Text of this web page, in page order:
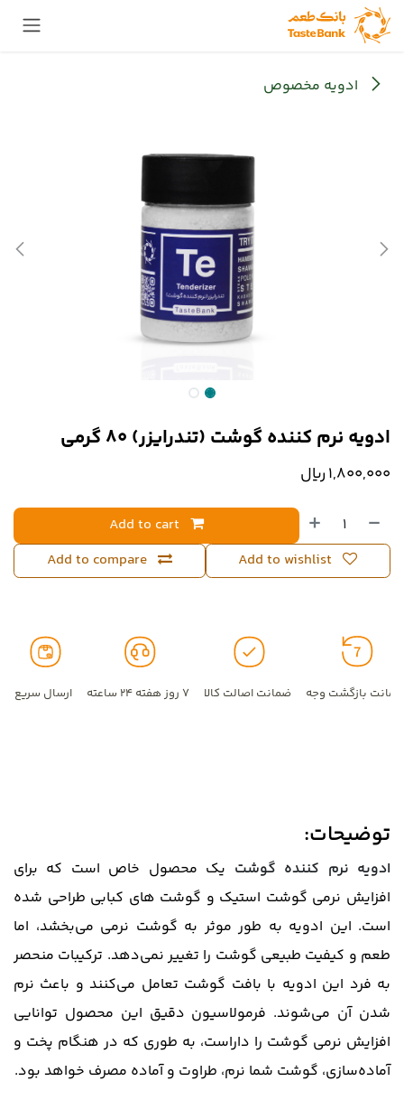
Skip to Content
ادویه مخصوص
ادویه نرم کننده گوشت (تندرایزر) 80 گرمی
1,800,000﷼
Add to cart
Add to compare
Add to wishlist
ضمانت بازگشت وجه ضمانت اصالت کالا ۷ روز هفته ۲۴ ساعته ارسال سریع
توضیحات:
ادویه نرم کننده گوشت یک محصول خاص است که برای
افزایش نرمی گوشت استیک و گوشت های کبابی طراحی شده
است. این ادویه به طور موثر به گوشت نرمی می‌بخشد، اما
طعم و کیفیت طبیعی گوشت را تغییر نمی‌دهد. ترکیبات منحصر
به فرد این ادویه با بافت گوشت تعامل می‌کنند و باعث نرم
شدن آن می‌شوند. فرمولاسیون دقیق این محصول توانایی
افزایش نرمی گوشت را داراست، به طوری که در هنگام پخت و
آماده‌سازی، گوشت شما نرم، طراوت و آماده مصرف خواهد بود.